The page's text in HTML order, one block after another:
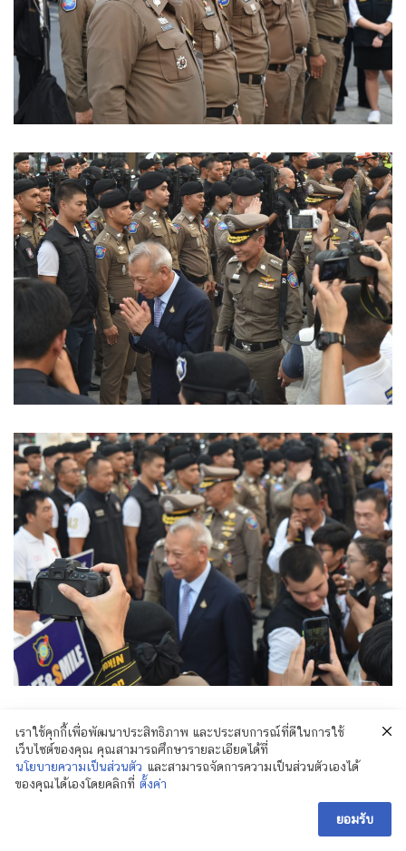
เราใช้คุกกี้เพื่อพัฒนาประสิทธิภาพ และประสบการณ์ที่ดีในการใช้
เว็บไซต์ของคุณ คุณสามารถศึกษารายละเอียดได้ที่
นโยบายความเป็นส่วนตัว และสามารถจัดการความเป็นส่วนตัวเองได้
ของคุณได้เองโดยคลิกที่ ตั้งค่า
ยอมรับ